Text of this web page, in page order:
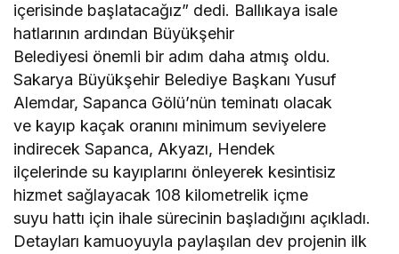
içerisinde başlatacağız” dedi. Ballıkaya isale
hatlarının ardından Büyükşehir
Belediyesi önemli bir adım daha atmış oldu.
Sakarya Büyükşehir Belediye Başkanı Yusuf
Alemdar, Sapanca Gölü’nün teminatı olacak
ve kayıp kaçak oranını minimum seviyelere
indirecek Sapanca, Akyazı, Hendek
ilçelerinde su kayıplarını önleyerek kesintisiz
hizmet sağlayacak 108 kilometrelik içme
suyu hattı için ihale sürecinin başladığını açıkladı.
Detayları kamuoyuyla paylaşılan dev projenin ilk